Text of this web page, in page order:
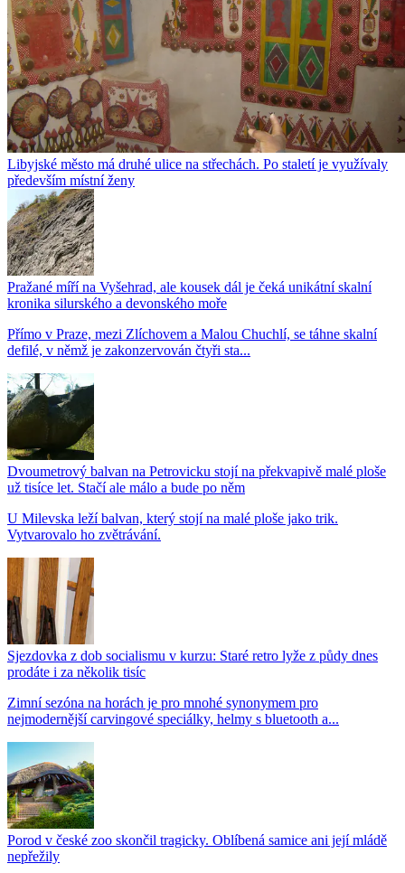
Libyjské město má druhé ulice na střechách. Po staletí je využívaly
především místní ženy
Pražané míří na Vyšehrad, ale kousek dál je čeká unikátní skalní
kronika silurského a devonského moře
Přímo v Praze, mezi Zlíchovem a Malou Chuchlí, se táhne skalní
defilé, v němž je zakonzervován čtyři sta...
Dvoumetrový balvan na Petrovicku stojí na překvapivě malé ploše
už tisíce let. Stačí ale málo a bude po něm
U Milevska leží balvan, který stojí na malé ploše jako trik.
Vytvarovalo ho zvětrávání.
Sjezdovka z dob socialismu v kurzu: Staré retro lyže z půdy dnes
prodáte i za několik tisíc
Zimní sezóna na horách je pro mnohé synonymem pro
nejmodernější carvingové speciálky, helmy s bluetooth a...
Porod v české zoo skončil tragicky. Oblíbená samice ani její mládě
nepřežily